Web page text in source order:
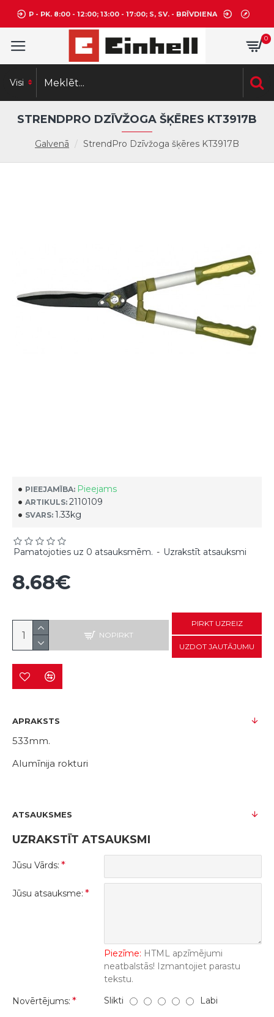
P - PK. 8:00 - 12:00; 13:00 - 17:00; S, SV. - BRĪVDIENA
0
Visi
Galvenā StrendPro Dzīvžoga šķēres KT3917B
STRENDPRO DZĪVŽOGA ŠĶĒRES KT3917B
PIEEJAMĪBA: Pieejams
ARTIKULS: 2110109
SVARS: 1.33kg
Pamatojoties uz 0 atsauksmēm. - Uzrakstīt atsauksmi
8.68€
NOPIRKT
PIRKT UZREIZ
UZDOT JAUTĀJUMU
APRAKSTS
533mm.
Alumīnija rokturi
ATSAUKSMES
UZRAKSTĪT ATSAUKSMI
Jūsu Vārds:
Jūsu atsauksme:
Piezīme: HTML apzīmējumi
neatbalstās! Izmantojiet parastu
tekstu.
Novērtējums:
Slikti Labi